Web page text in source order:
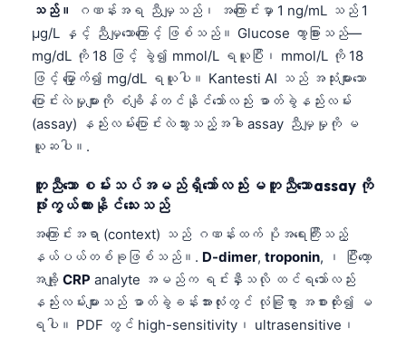
သည်။
ဂဏန်းအရ ညီမျှသည်၊ အကြောင်းမှာ 1 ng/mL သည် 1
µg/L နှင့် ညီမျှသောကြောင့် ဖြစ်သည်။ Glucose ကွာခြားသည်—
mg/dL ကို 18 ဖြင့် ခွဲ၍ mmol/L ရယူပြီး၊ mmol/L ကို 18
ဖြင့် မြှောက်၍ mg/dL ရယူပါ။ Kantesti AI သည် အသုံးများသော
ပြောင်းလဲမှုများကို စံချိန်တင်နိုင်သော်လည်း ဓာတ်ခွဲနည်းလမ်း
(assay) နည်းလမ်းပြောင်းလဲသွားသည့်အခါ assay ညီမျှမှုကို မ
ယူဆပါ။.
တူညီသော စမ်းသပ်အမည်ရှိသော်လည်း မတူညီသော assay ကို
ဖုံးကွယ်ထားနိုင်သေးသည်
အကြောင်းအရာ (context) သည် ဂဏန်းထက် ပိုအရေးကြီးသည့်
နယ်ပယ်တစ်ခုဖြစ်သည်။. D-dimer, troponin, ၊ ပြီးတော့
အချို့ CRP analyte အမည်က ရင်းနှီးသလို ထင်ရသော်လည်း
နည်းလမ်းများသည် ဓာတ်ခွဲခန်းအားလုံးတွင် လုံခြုံစွာ အစားထိုး၍ မ
ရပါ။ PDF တွင် high-sensitivity၊ ultrasensitive၊